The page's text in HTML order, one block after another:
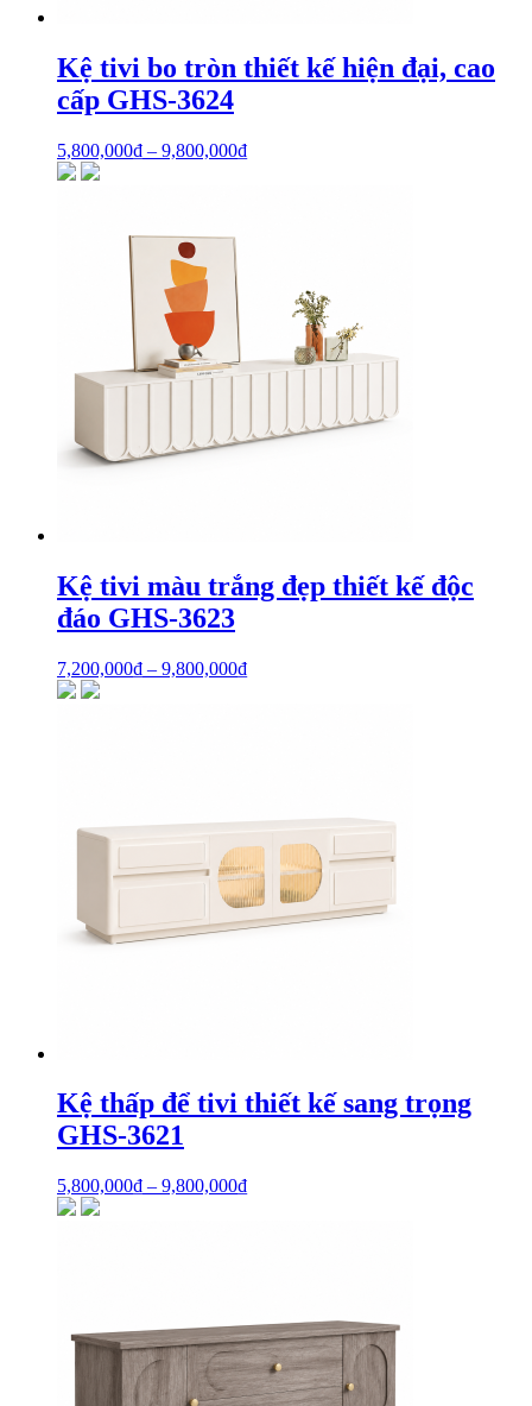
Kệ tivi bo tròn thiết kế hiện đại, cao
cấp GHS-3624
5,800,000₫ – 9,800,000₫
Kệ tivi màu trắng đẹp thiết kế độc
đáo GHS-3623
7,200,000₫ – 9,800,000₫
Kệ thấp để tivi thiết kế sang trọng
GHS-3621
5,800,000₫ – 9,800,000₫